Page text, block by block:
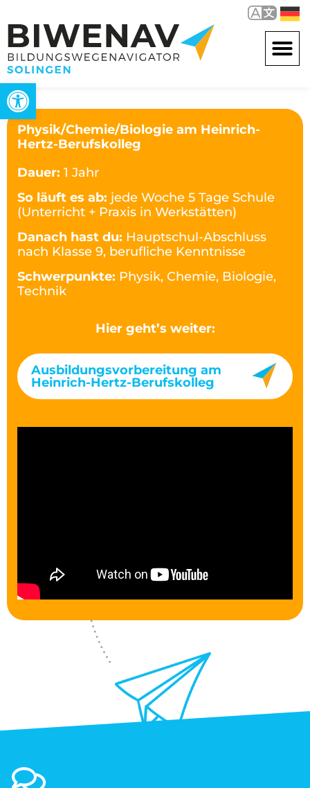
Werkzeugleiste öffnen
Physik/Chemie/Biologie am Heinrich-
Hertz-Berufskolleg
Dauer: 1 Jahr
So läuft es ab: jede Woche 5 Tage Schule
(Unterricht + Praxis in Werkstätten)
Danach hast du: Hauptschul-Abschluss
nach Klasse 9, berufliche Kenntnisse
Schwerpunkte: Physik, Chemie, Biologie,
Technik
Hier geht’s weiter:
Ausbildungsvorbereitung am
Heinrich-Hertz-Berufskolleg